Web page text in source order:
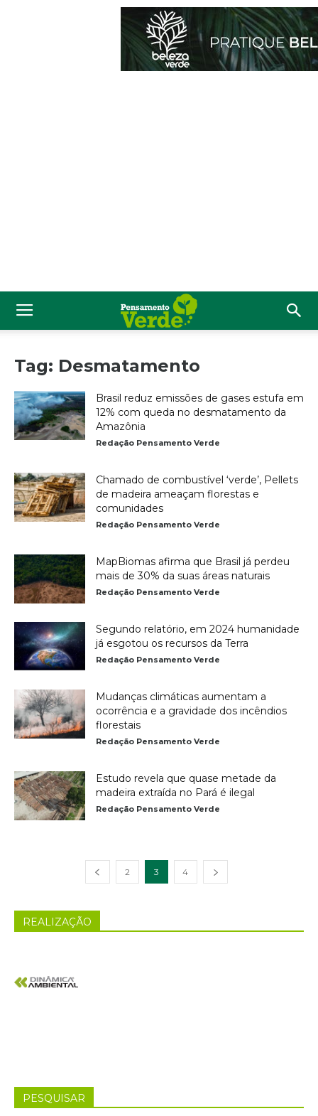
Tag: Desmatamento
Brasil reduz emissões de gases estufa em
12% com queda no desmatamento da
Amazônia
Redação Pensamento Verde
Chamado de combustível ‘verde’, Pellets
de madeira ameaçam florestas e
comunidades
Redação Pensamento Verde
MapBiomas afirma que Brasil já perdeu
mais de 30% da suas áreas naturais
Redação Pensamento Verde
Segundo relatório, em 2024 humanidade
já esgotou os recursos da Terra
Redação Pensamento Verde
Mudanças climáticas aumentam a
ocorrência e a gravidade dos incêndios
florestais
Redação Pensamento Verde
Estudo revela que quase metade da
madeira extraída no Pará é ilegal
Redação Pensamento Verde
2 3 4
REALIZAÇÃO
PESQUISAR